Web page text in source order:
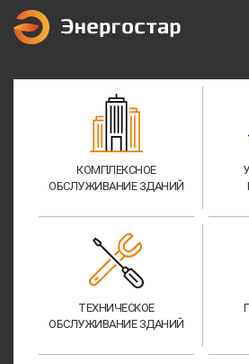
КОМПЛЕКСНОЕ
ОБСЛУЖИВАНИЕ ЗДАНИЙ
ТЕХНИЧЕСКОЕ
ОБСЛУЖИВАНИЕ ЗДАНИЙ